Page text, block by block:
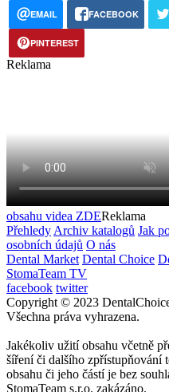
EMAIL FACEBOOK
PINTEREST
Reklama
obsahu videa ZDEReklama
Přehledy Archiv katalogů Jak
osobních údajů O nás
Dental Market Dental Choice
StomaTeam TV
facebook twitter
Copyright © 2023
Všechna práva vyhrazena.
Jakékoliv užití obsahu včetně
šíření či dalšího zpřístupňování
obsahu či jeho částí je bez
StomaTeam s.r.o. zakázáno.